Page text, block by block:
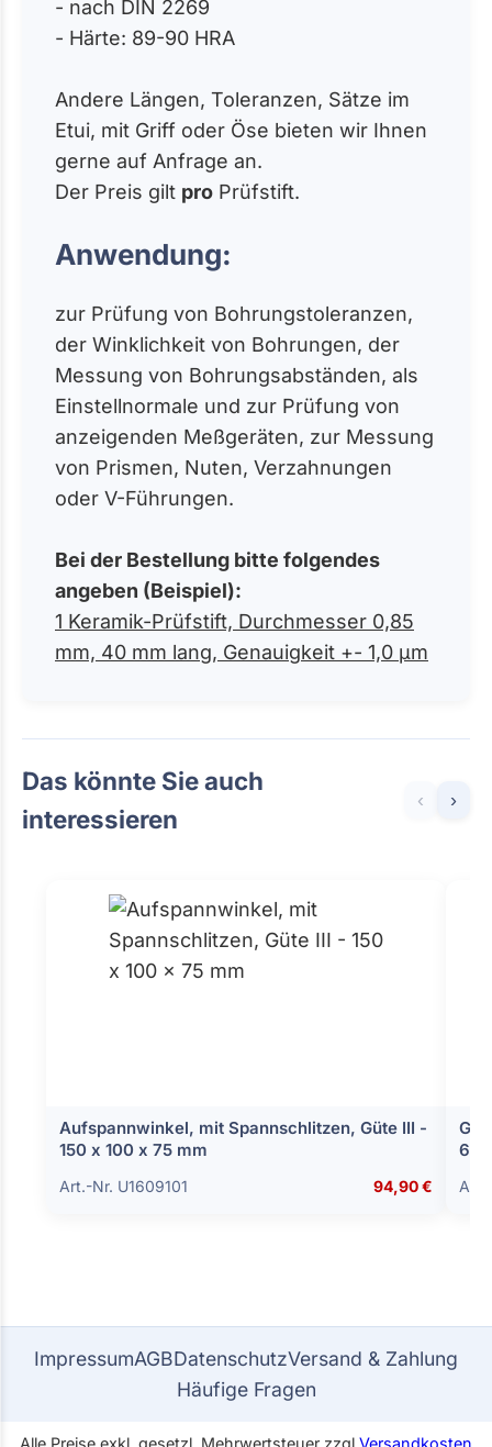
- nach DIN 2269
- Härte: 89-90 HRA
Andere Längen, Toleranzen, Sätze im
Etui, mit Griff oder Öse bieten wir Ihnen
gerne auf Anfrage an.
Der Preis gilt pro Prüfstift.
Anwendung:
zur Prüfung von Bohrungstoleranzen,
der Winklichkeit von Bohrungen, der
Messung von Bohrungsabständen, als
Einstellnormale und zur Prüfung von
anzeigenden Meßgeräten, zur Messung
von Prismen, Nuten, Verzahnungen
oder V-Führungen.
Bei der Bestellung bitte folgendes
angeben (Beispiel):
1 Keramik-Prüfstift, Durchmesser 0,85
mm, 40 mm lang, Genauigkeit +- 1,0 µm
Das könnte Sie auch
interessieren
‹ ›
Aufspannwinkel, mit Spannschlitzen, Güte III -
150 x 100 x 75 mm
Art.-Nr. U1609101 94,90 €
6-
ImpressumAGBDatenschutzVersand & Zahlung
Häufige Fragen